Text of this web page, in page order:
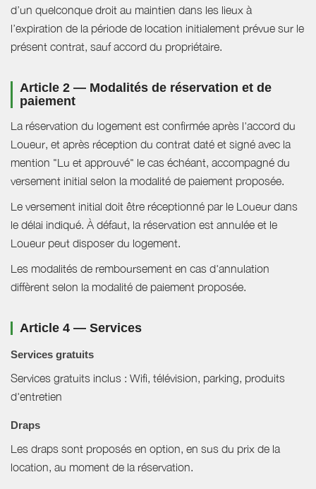
d’un quelconque droit au maintien dans les lieux à
l’expiration de la période de location initialement prévue sur le
présent contrat, sauf accord du propriétaire.
Article 2 — Modalités de réservation et de
paiement
La réservation du logement est confirmée après l'accord du
Loueur, et après réception du contrat daté et signé avec la
mention "Lu et approuvé" le cas échéant, accompagné du
versement initial selon la modalité de paiement proposée.
Le versement initial doit être réceptionné par le Loueur dans
le délai indiqué. À défaut, la réservation est annulée et le
Loueur peut disposer du logement.
Les modalités de remboursement en cas d'annulation
diffèrent selon la modalité de paiement proposée.
Article 4 — Services
Services gratuits
Services gratuits inclus : Wifi, télévision, parking, produits
d'entretien
Draps
Les draps sont proposés en option, en sus du prix de la
location, au moment de la réservation.